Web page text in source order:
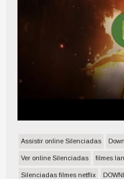
Assistir online Silenciadas
Ver online Silenciadas filmes
Silenciadas filmes netflix